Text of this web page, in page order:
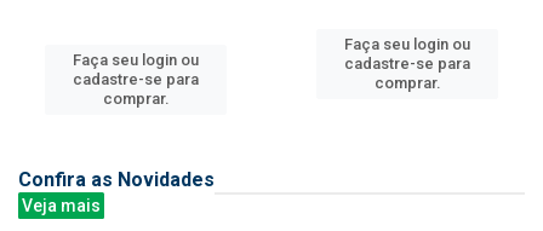
Faça seu login ou
cadastre-se para
comprar.
Faça seu login ou
cadastre-se para
comprar.
Confira as Novidades
Veja mais